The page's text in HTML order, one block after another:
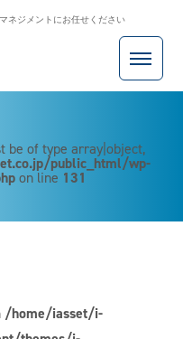
ネジメントにお任せください
be of type array|object,
public_html/wp-
on line 131
/home/iasset/i-